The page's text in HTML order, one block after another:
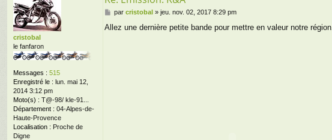
cristobal
le fanfaron
Messages : 515
Enregistré le : lun. mai 12,
2014 3:12 pm
Moto(s) : T@-98/ kle-91...
Département : 04-Alpes-de-
Haute-Provence
Localisation : Proche de
Digne
M
s
par cristobal » jeu. nov. 02, 2017 8:29 pm
Allez une dernière petite bande pour mettre en valeur notre région.